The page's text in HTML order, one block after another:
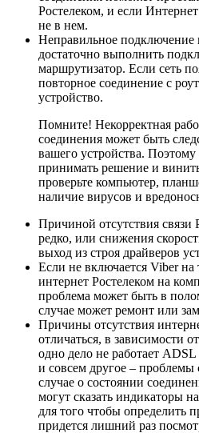
Ростелеком, и если
не в нем.
Неправильное подключение
достаточно выполнить
маршрутизатор. Если сеть
повторное соединение с
устройство.
Помните! Некорректная
соединения может быть
вашего устройства.
принимать решение и
проверьте компьютер,
наличие вирусов и
Причиной отсутствия связи
редко, или снижения
выход из строя драйверов
Если не включается Viber на
интернет Ростелеком на
проблема может быть в
случае может ремонт или
Причины отсутствия
отличаться, в зависимости
одно дело не работает
и совсем другое –
случае о состоянии
могут сказать индикаторы
для того чтобы определить
придется лишний раз